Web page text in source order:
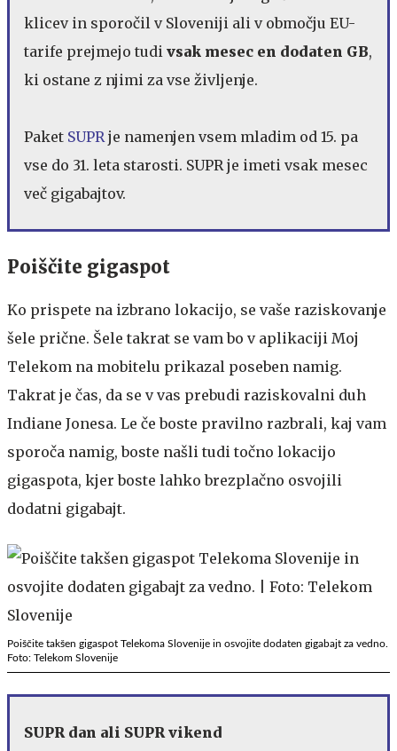
klicev in sporočil v Sloveniji ali v območju EU-
tarife prejmejo tudi vsak mesec en dodaten GB,
ki ostane z njimi za vse življenje.
Paket SUPR je namenjen vsem mladim od 15. pa
vse do 31. leta starosti. SUPR je imeti vsak mesec
več gigabajtov.
Poiščite gigaspot
Ko prispete na izbrano lokacijo, se vaše raziskovanje
šele prične. Šele takrat se vam bo v aplikaciji Moj
Telekom na mobitelu prikazal poseben namig.
Takrat je čas, da se v vas prebudi raziskovalni duh
Indiane Jonesa. Le če boste pravilno razbrali, kaj vam
sporoča namig, boste našli tudi točno lokacijo
gigaspota, kjer boste lahko brezplačno osvojili
dodatni gigabajt.
Poiščite takšen gigaspot Telekoma Slovenije in osvojite dodaten gigabajt za vedno.
Foto: Telekom Slovenije
SUPR dan ali SUPR vikend